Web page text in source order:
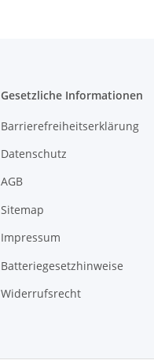
Gesetzliche Informationen
Barrierefreiheitserklärung
Datenschutz
AGB
Sitemap
Impressum
Batteriegesetzhinweise
Widerrufsrecht